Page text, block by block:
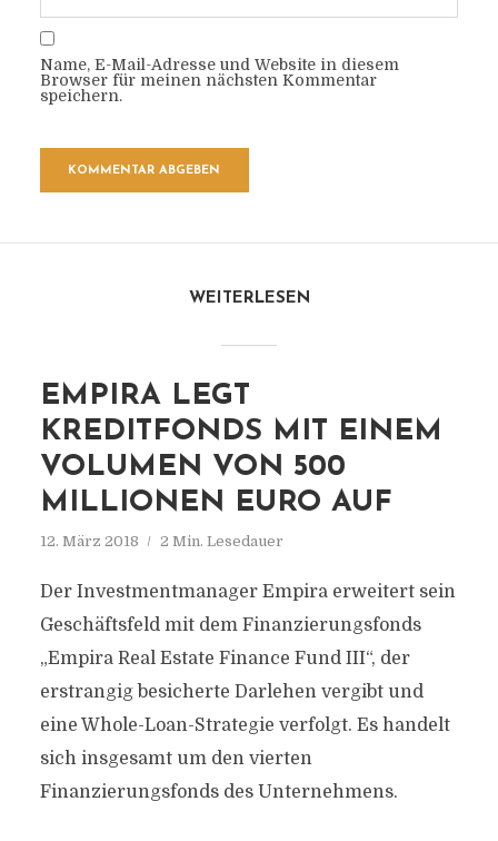
Name, E-Mail-Adresse und Website in diesem
Browser für meinen nächsten Kommentar
speichern.
WEITERLESEN
EMPIRA LEGT
KREDITFONDS MIT EINEM
VOLUMEN VON 500
MILLIONEN EURO AUF
12. März 2018 2 Min. Lesedauer
Der Investmentmanager Empira erweitert sein
Geschäftsfeld mit dem Finanzierungsfonds
„Empira Real Estate Finance Fund III“, der
erstrangig besicherte Darlehen vergibt und
eine Whole-Loan-Strategie verfolgt. Es handelt
sich insgesamt um den vierten
Finanzierungsfonds des Unternehmens.